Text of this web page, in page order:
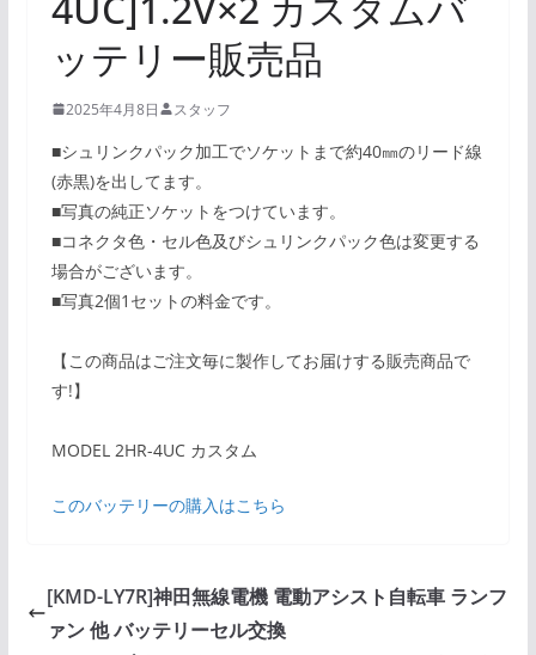
ッテリー販売品
2025年4月8日 スタッフ
■シュリンクパック加工でソケットまで約40㎜のリード線
(赤黒)を出してます。
■写真の純正ソケットをつけています。
■コネクタ色・セル色及びシュリンクパック色は変更する
場合がございます。
■写真2個1セットの料金です。
【この商品はご注文毎に製作してお届けする販売商品で
す!】
MODEL 2HR-4UC カスタム
このバッテリーの購入はこちら
[KMD-LY7R]神田無線電機 電動アシスト自転車 ランフ
ァン 他 バッテリーセル交換